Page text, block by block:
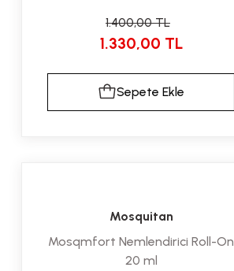
1.400,00 TL
1.330,00 TL
Sepete Ekle
Mosquitan
Mosqmfort Nemlendirici Roll-On
20 ml